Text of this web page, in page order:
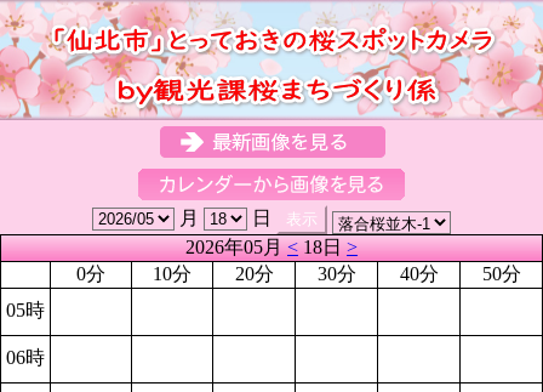
月
日
2026年05月<18日>
0分
10分 20分 30分 40分
50分
05時
06時